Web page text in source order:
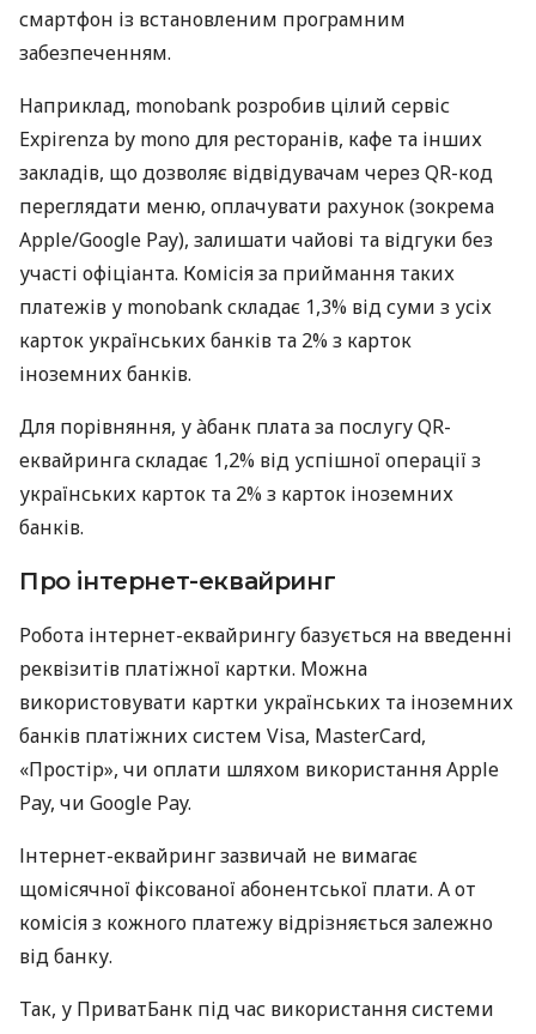
смартфон із встановленим програмним
забезпеченням.
Наприклад, monobank розробив цілий сервіс
Expirenza by mono для ресторанів, кафе та інших
закладів, що дозволяє відвідувачам через QR-код
переглядати меню, оплачувати рахунок (зокрема
Apple/Google Pay), залишати чайові та відгуки без
участі офіціанта. Комісія за приймання таких
платежів у monobank складає 1,3% від суми з усіх
карток українських банків та 2% з карток
іноземних банків.
Для порівняння, у àбанк плата за послугу QR-
еквайринга складає 1,2% від успішної операції з
українських карток та 2% з карток іноземних
банків.
Про інтернет-еквайринг
Робота інтернет-еквайрингу базується на введенні
реквізитів платіжної картки. Можна
використовувати картки українських та іноземних
банків платіжних систем Visa, MasterCard,
«Простір», чи оплати шляхом використання Apple
Pay, чи Google Pay.
Інтернет-еквайринг зазвичай не вимагає
щомісячної фіксованої абонентської плати. А от
комісія з кожного платежу відрізняється залежно
від банку.
Так, у ПриватБанк під час використання системи